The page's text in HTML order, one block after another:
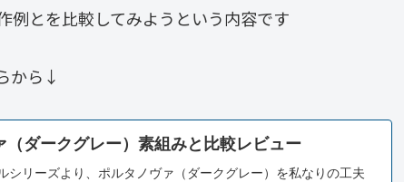
例とを比較してみようという内容です
から↓
（ダークグレー）素組みと比較レビュー
シリーズより、ポルタノヴァ（ダークグレー）を私なりの工夫